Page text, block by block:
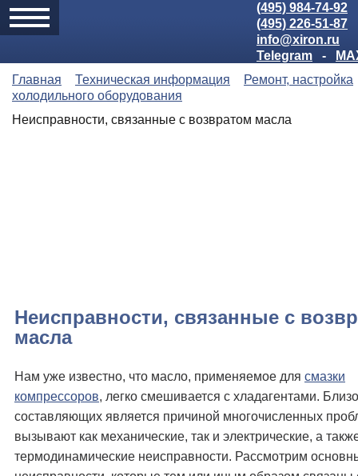
(495) 984-74-92
(495) 226-51-87
info@xiron.ru
Telegram
-
Главная
Техническая информация
Ремонт, настройка
холодильного оборудования
Неисправности, связанные с возвратом масла
Неисправности, связанные с
масла
Нам уже известно, что масло, применяемое для смазки
компрессоров, легко смешивается с хладагентами.
составляющих является причиной многочисленных
вызывают как механические, так и электрические, а
термодинамические неисправности. Рассмотрим